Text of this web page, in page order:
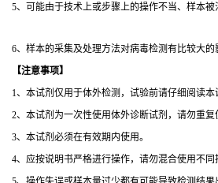
5、可能由于技术上或步骤上的操作不当、样本
6、样本的采集及处理方法对病毒检测有比较大的
【注意事项】
1、本试剂仅用于体外检测，试验前请仔细阅读本
2、本试剂为一次性使用体外诊断试剂，请勿重复
3、本试剂必须在有效期内使用。
4、应按说明书严格进行操作，请勿混合使用不同